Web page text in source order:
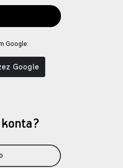
Google:
konta?